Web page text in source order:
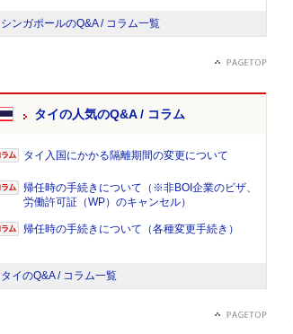
シンガポールのQ&A / コラム一覧
タイの人気のQ&A / コラム
タイ入国にかかる隔離期間の変更について
帰任時の手続きについて（※非BOI企業のビザ、
労働許可証（WP）のキャンセル）
帰任時の手続きについて（各種変更手続き）
タイのQ&A / コラム一覧